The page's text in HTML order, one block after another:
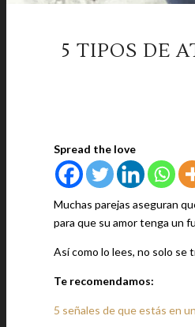
5 TIPOS DE
Spread the love
Muchas parejas aseguran
para que su amor tenga un
Así como lo lees, no solo
Te recomendamos:
5 señales de que estás en